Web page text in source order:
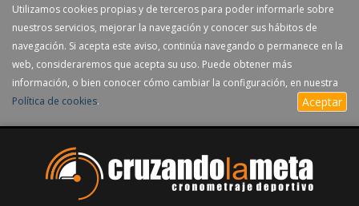
Utilizamos cookies propias y de terceros para poder informarle sobre
nuestros servicios, mejorar la navegación y conocer sus hábitos de
navegación. Si acepta este aviso, continúa navegando o permanece en la
web, consideraremos que acepta su uso. Puede obtener más
información, o bien conocer cómo cambiar la configuración, en nuestra
Política de cookies. Aceptar